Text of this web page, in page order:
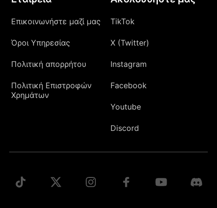
Επικοινωνήστε μαζί μας
Όροι Υπηρεσίας
Πολιτική απορρήτου
Πολιτική Επιστροφών
Χρημάτων
TikTok
X (Twitter)
Instagram
Facebook
Youtube
Discord